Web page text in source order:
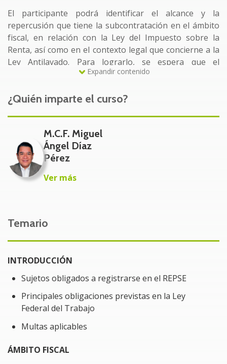
El participante podrá identificar el alcance y la
repercusión que tiene la subcontratación en el ámbito
fiscal, en relación con la Ley del Impuesto sobre la
Renta, así como en el contexto legal que concierne a la
Ley Antilavado. Para lograrlo, se espera que el
participante interprete adecuadamente las
Propietarios
Socios
Accionistas
Auxiliares administrativos y contables
Asesores independientes
Cualquier persona interesada en la materia.
Beneficios del módulo
Interpretar de manera concordante las disposiciones del
Código Fiscal de la Federación, la Ley del Impuesto Sobre
la Renta y la Ley del Impuesto al Valor Agregado.
el contexto de contrataciones especializadas.
Expandir contenido
¿Quién imparte el curso?
M.C.F. Miguel
Ángel Díaz
Pérez
Ver más
Temario
INTRODUCCIÓN
Sujetos obligados a registrarse en el REPSE
Principales obligaciones previstas en la Ley
Federal del Trabajo
Multas aplicables
ÁMBITO FISCAL